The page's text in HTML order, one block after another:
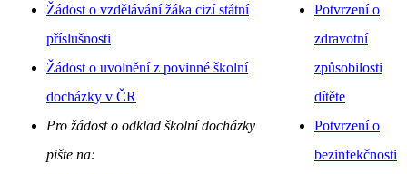
Žádost o vzdělávání žáka cizí státní
příslušnosti
Žádost o uvolnění z povinné školní
docházky v ČR
Pro žádost o odklad školní docházky
pište na:
Potvrzení o
zdravotní
způsobilosti
dítěte
Potvrzení o
bezinfekčnosti